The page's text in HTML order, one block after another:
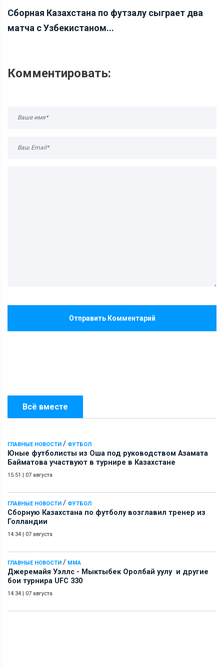
Всё вместе
ГЛАВНЫЕ НОВОСТИ / ФУТБОЛ
Юные футболисты из Оша под руководством Азамата
Байматова участвуют в турнире в Казахстане
15:51 | 07 августа
ГЛАВНЫЕ НОВОСТИ / ФУТБОЛ
Сборную Казахстана по футболу возглавил тренер из
Голландии
14:34 | 07 августа
ГЛАВНЫЕ НОВОСТИ / ММА
Джеремайя Уэллс - Мыктыбек Оролбай уулу и другие
бои турнира UFC 330
14:34 | 07 августа
Сборная Казахстана по футзалу сыграет два
матча с Узбекистаном...
Комментировать:
Отправить Комментарий